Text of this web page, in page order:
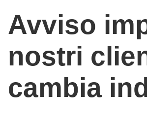
Avviso
nostri
cambia